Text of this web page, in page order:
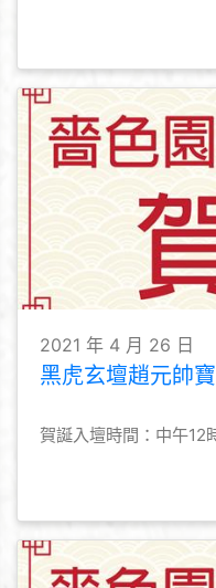
2021 年 4 月 26 日
黑虎玄壇趙元帥
賀誕入壇時間：中午12